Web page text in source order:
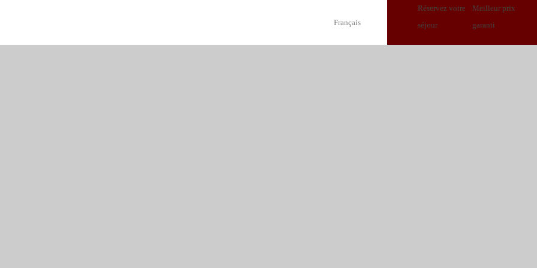
Français
Réservez votre
séjour
Meilleur prix
garanti